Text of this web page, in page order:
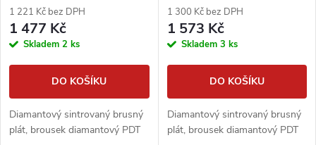
1 221 Kč bez DPH
1 477 Kč
Skladem 2 ks
DO KOŠÍKU
Diamantový sintrovaný brusný
plát, brousek diamantový PDT
1 300 Kč bez DPH
1 573 Kč
Skladem 3 ks
DO KOŠÍKU
Diamantový sintrovaný brusný
plát, brousek diamantový PDT